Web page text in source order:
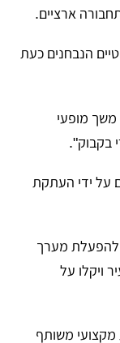
ארציים.
הנבחנים כעת
משך מופעי
בקבוק".
על ידי העתקת
להפעלת מערך
ויקלו על
מקצועי משותף